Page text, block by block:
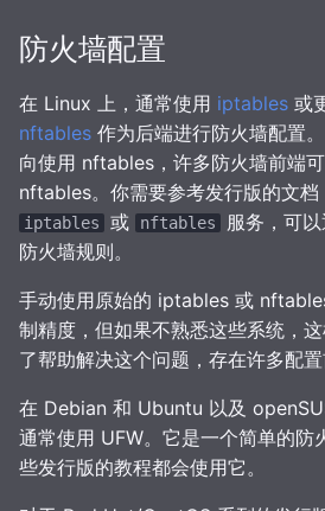
防火墙配置
在 Linux 上，通常使用 iptables 或
nftables 作为后端进行防火墙配置
向使用 nftables，许多防火墙前端
nftables。你需要参考发行版的文档
iptables 或 nftables
服务，可
防火墙规则。
手动使用原始的 iptables 或
制精度，但如果不熟悉这些系统，
了帮助解决这个问题，存在许多配置
在 Debian 和 Ubuntu 以及
通常使用 UFW。它是一个简单的防
些发行版的教程都会使用它。